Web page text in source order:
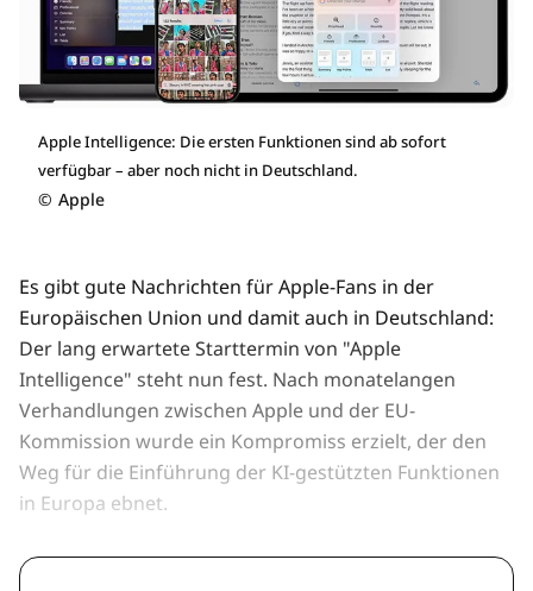
Apple Intelligence: Die ersten Funktionen sind ab sofort
verfügbar – aber noch nicht in Deutschland.
© Apple
Es gibt gute Nachrichten für Apple-Fans in der
Europäischen Union und damit auch in Deutschland:
Der lang erwartete Starttermin von "Apple
Intelligence" steht nun fest. Nach monatelangen
Verhandlungen zwischen Apple und der EU-
Kommission wurde ein Kompromiss erzielt, der den
Weg für die Einführung der KI-gestützten Funktionen
in Europa ebnet.